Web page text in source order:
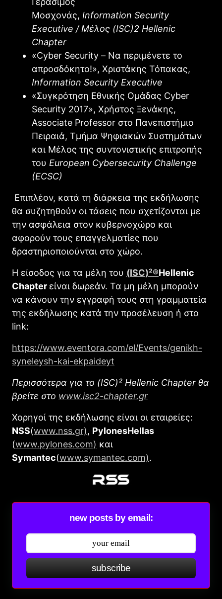
Μοσχονάς, Information Security
Executive / Μέλος (ISC)2 Hellenic
Chapter
«Cyber ​​Security – Να περιμένετε το
απροσδόκητο!», Χριστάκης Τόπακας,
Information Security Executive
«Συγκρότηση Εθνικής Ομάδας Cyber ​​
Security 2017», Χρήστος Ξενάκης,
Associate Professor στο Πανεπιστήμιο
Πειραιά, Τμήμα Ψηφιακών Συστημάτων
και Μέλος της συντονιστικής επιτροπής
του European Cybersecurity Challenge
(ECSC)
Επιπλέον, κατά τη διάρκεια της εκδήλωσης
θα συζητηθούν οι τάσεις που σχετίζονται με
την ασφάλεια στον κυβερνοχώρο και
αφορούν τους επαγγελματίες που
δραστηριοποιούνται στο χώρο.
Η είσοδος για τα μέλη του (ISC)²®Hellenic
Chapter είναι δωρεάν. Τα μη μέλη μπορούν
να κάνουν την εγγραφή τους στη γραμματεία
της εκδήλωσης κατά την προσέλευση ή στο
link:
https://www.eventora.com/el/Events/genikh-
syneleysh-kai-ekpaideyt
Περισσότερα για το (ISC)² Hellenic Chapter θα
βρείτε στο www.isc2-chapter.gr
Χορηγοί της εκδήλωσης είναι οι εταιρείες:
NSS(www.nss.gr), PylonesHellas
(www.pylones.com) και
Symantec(www.symantec.com).
new posts by email:
subscribe